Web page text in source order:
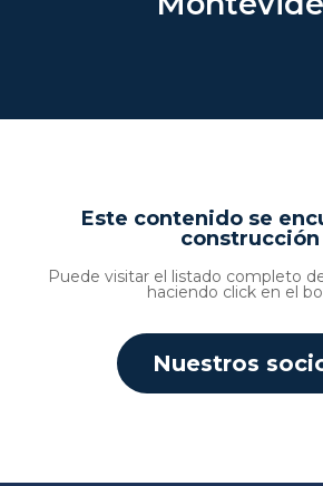
Este contenido se
construcción
Puede visitar el listado completo
haciendo click en el
Nuestros